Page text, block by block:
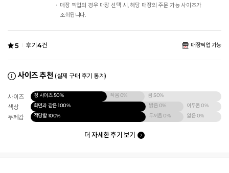
매장 픽업의 경우 매장 선택 시, 해당 매장의 주문 가능 사이즈가
조회됩니다.
5 후기4건 매장픽업 가능
사이즈 추천 (실제 구매 후기 통계)
사이즈 정 사이즈50% 작음0% 큼50%
색상 화면과 같음100% 밝음0% 어두움0%
두께감 적당함100% 두꺼움 0% 얇음0%
더 자세한 후기 보기